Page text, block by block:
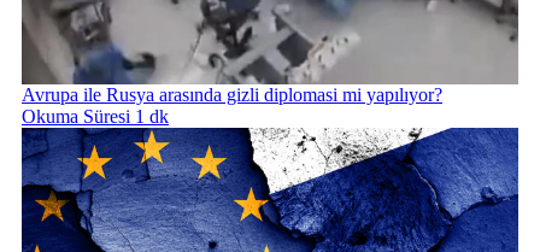
Avrupa ile Rusya arasında gizli diplomasi mi yapılıyor?
Okuma Süresi 1 dk